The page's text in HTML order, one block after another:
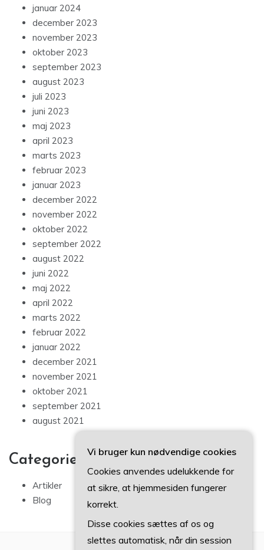
januar 2024
december 2023
november 2023
oktober 2023
september 2023
august 2023
juli 2023
juni 2023
maj 2023
april 2023
marts 2023
februar 2023
januar 2023
december 2022
november 2022
oktober 2022
september 2022
august 2022
juni 2022
maj 2022
april 2022
marts 2022
februar 2022
januar 2022
december 2021
november 2021
oktober 2021
september 2021
august 2021
Categories
Artikler
Blog
Vi bruger kun nødvendige cookies
Cookies anvendes udelukkende for
at sikre, at hjemmesiden fungerer
korrekt.
Disse cookies sættes af os og
slettes automatisk, når din session